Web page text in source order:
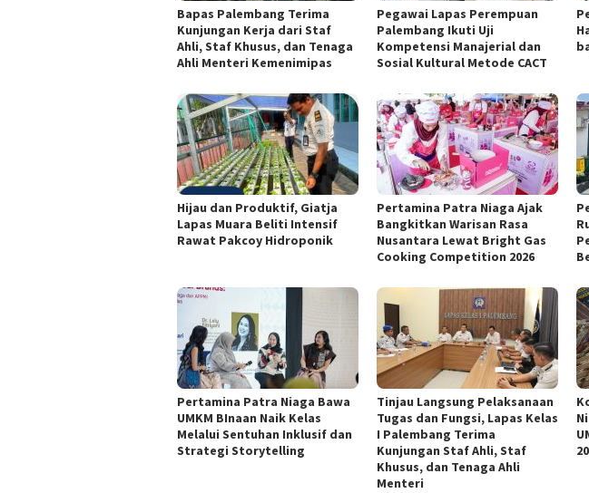
Bapas Palembang Terima
Kunjungan Kerja dari Staf
Ahli, Staf Khusus, dan Tenaga
Ahli Menteri Kemenimipas
Pegawai Lapas Perempuan
Palembang Ikuti Uji
Kompetensi Manajerial dan
Sosial Kultural Metode CACT
Hijau dan Produktif, Giatja
Lapas Muara Beliti Intensif
Rawat Pakcoy Hidroponik
Pertamina Patra Niaga Ajak
Bangkitkan Warisan Rasa
Nusantara Lewat Bright Gas
Cooking Competition 2026
Pertamina Patra Niaga Bawa
UMKM BInaan Naik Kelas
Melalui Sentuhan Inklusif dan
Strategi Storytelling
Tinjau Langsung Pelaksanaan
Tugas dan Fungsi, Lapas Kelas
I Palembang Terima
Kunjungan Staf Ahli, Staf
Khusus, dan Tenaga Ahli
Menteri